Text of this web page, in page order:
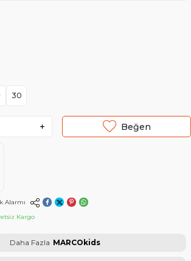
30
Beğen
Alarmı
Kargo
Daha Fazla MARCOkids